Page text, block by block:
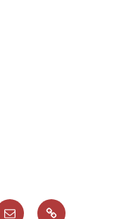
Email Website